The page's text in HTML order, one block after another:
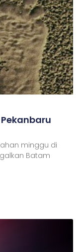
minggu di
Batam